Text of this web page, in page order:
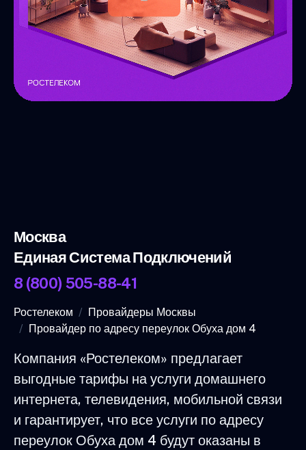
Москва
Единая Система Подключений
8 (800) 505-88-41
Ростелеком
Провайдеры Москвы
Провайдер по адресу переулок Обуха дом 4
Компания «Ростелеком» предлагает
выгодные тарифы на услуги домашнего
интернета, телевидения, мобильной связи
и гарантирует, что все услуги по адресу
переулок Обуха дом 4 будут оказаны в